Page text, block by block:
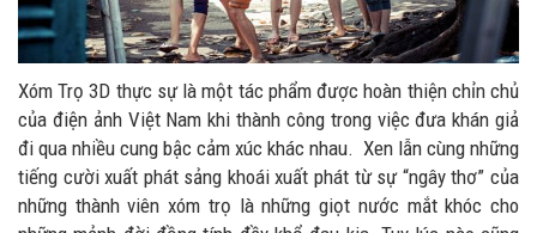
Xóm Trọ 3D thực sự là một tác phẩm được hoàn thiện chỉn chủ
của điện ảnh Việt Nam khi thành công trong việc đưa khán giả
đi qua nhiều cung bậc cảm xúc khác nhau. Xen lẫn cùng những
tiếng cười xuất phát sảng khoái xuất phát từ sự “ngây thơ” của
những thành viên xóm trọ là những giọt nước mắt khóc cho